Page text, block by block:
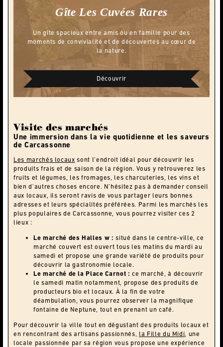
GîteLes Cuvées Rares
Un gîte spacieux entre amis ou en famille pour des
moments de convivialité et de découvertes au cœur de
la nature.
Découvrir
Visite des marchés
Une immersion dans la vie quotidienne et les saveurs
de Carcassonne
Les marchés locaux sont l’endroit idéal pour découvrir les
produits frais et de saison de la région. Vous y retrouverez les
fruits et légumes, les fromages, les charcuteries, les vins et
bien d’autres choses encore. N’hésitez pas à demander conseil
aux locaux, ils seront ravis de vous partager leurs bonnes
adresses et leurs spécialités préférées. Parmi les marchés les
plus populaires de Carcassonne, vous pourrez visiter ces 2
lieux :
Le marché des Halles w : situé dans le centre-ville, ce
marché couvert est ouvert tous les matins du mardi au
samedi et propose une grande variété de produits pour
découvrir la gastronomie locale.
Le marché de la Place Carnot : ce marché, à découvrir
le samedi matin notamment, propose des produits de
producteurs bio et locaux. À la fin de votre
déambulation, vous pourrez observer la magnifique
fontaine de Neptune, tout en prenant un café.
Pour découvrir la ville tout en dégustant des produits locaux et
en rencontrant des artisans passionnés, la Fille du Midi , une
locale passionnée par sa région vous propose une expérience